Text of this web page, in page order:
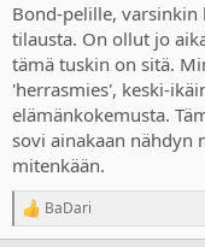
Bond-pelille, varsinkin
tilausta. On ollut jo
tämä tuskin on sitä.
'herrasmies', keski-
elämänkokemusta.
sovi ainakaan nähdyn
mitenkään.
R
e
BaDari